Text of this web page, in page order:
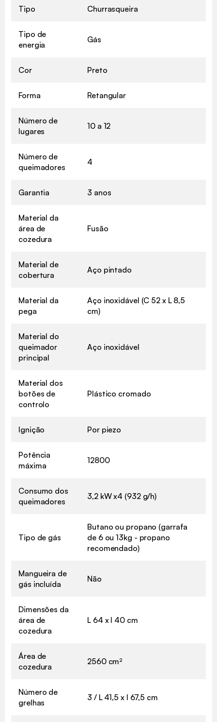
Tipo Churrasqueira
Tipo de
energia
Gás
Cor Preto
Forma Retangular
Número de
lugares
10 a 12
Número de
queimadores
4
Garantia 3 anos
Material da
área de
cozedura
Fusão
Material de
cobertura
Aço pintado
Material da
pega
Aço inoxidável (C 52 x L 8,5
cm)
Material do
queimador
principal
Aço inoxidável
Material dos
botões de
controlo
Plástico cromado
Ignição Por piezo
Potência
máxima
12800
Consumo dos
queimadores
3,2 kW x4 (932 g/h)
Tipo de gás
Butano ou propano (garrafa
de 6 ou 13kg - propano
recomendado)
Mangueira de
gás incluída
Não
Dimensões da
área de
cozedura
L 64 x l 40 cm
Área de
cozedura
2560 cm²
Número de
grelhas
3 / L 41,5 x l 67,5 cm